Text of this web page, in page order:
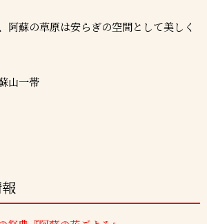
阿蘇の草原は安らぎの空間として美しく
山一帯